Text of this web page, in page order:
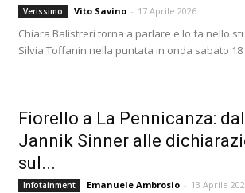
Verissimo Vito Savino - 17 Aprile 2026
Chiara Balistreri torna a parlare e lo fa nello
Silvia Toffanin nella puntata in onda sabato 18
Fiorello a La Pennicanza:
Jannik Sinner alle
sul...
Infotainment Emanuele Ambrosio - 13 Aprile